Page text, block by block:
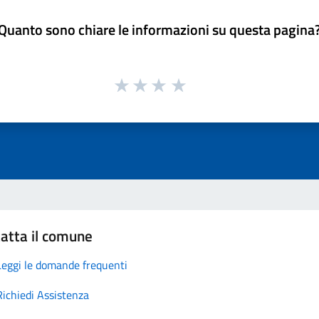
sono chiare le informazioni su questa
il comune
le domande frequenti
Assistenza